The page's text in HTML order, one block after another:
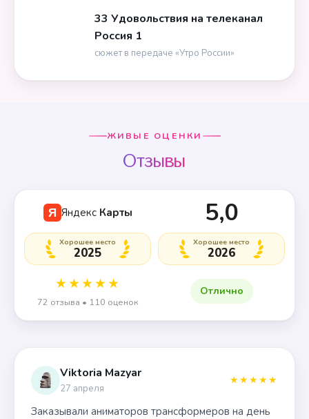
33 Удовольствия на телеканал
Россия 1
сюжет в передаче «Утро России»
ЖИВЫЕ ОЦЕНКИ
Отзывы
Я Яндекс Карты 5,0
★★★★★
72 отзыва • 110 оценок
Хорошее место
2025
Хорошее место
2026
Отлично
Viktoria Mazyar
27 апреля
★★★★★
Заказывали аниматоров трансформеров на день